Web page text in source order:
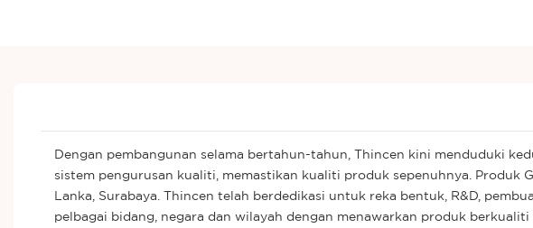
Dengan pembangunan selama bertahun-tahun, Thincen kini menduduki
sistem pengurusan kualiti, memastikan kualiti produk sepenuhnya. Produk
Lanka, Surabaya. Thincen telah berdedikasi untuk reka bentuk, R&D,
pelbagai bidang, negara dan wilayah dengan menawarkan produk